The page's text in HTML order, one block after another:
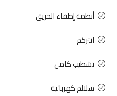
أنظمة إطفاء الحريق
انتركم
تشطيب كامل
سلالم كهربائية